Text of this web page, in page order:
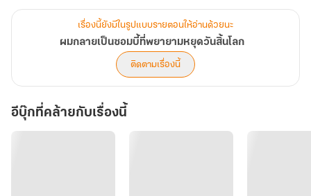
เรื่องนี้ยังมีในรูปแบบรายตอนให้อ่านด้วยนะ
ผมกลายเป็นซอมบี้ที่พยายามหยุดวันสิ้นโลก
ติดตามเรื่องนี้
อีบุ๊กที่คล้ายกับเรื่องนี้